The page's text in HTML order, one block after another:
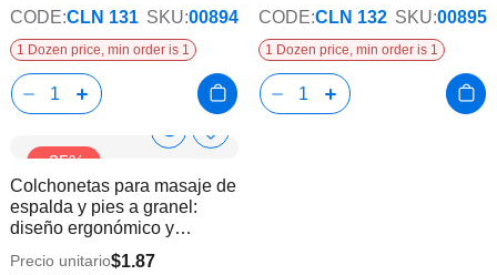
CODE:CLN 131 SKU:00894
1 Dozen price, min order is 1
CODE:CLN 132 SKU:00895
1 Dozen price, min order is 1
-35%
Show
Info
Añadir
la
Colchonetas para masaje de
espalda y pies a granel:
diseño ergonómico y
antideslizante
Precio unitario$1.87